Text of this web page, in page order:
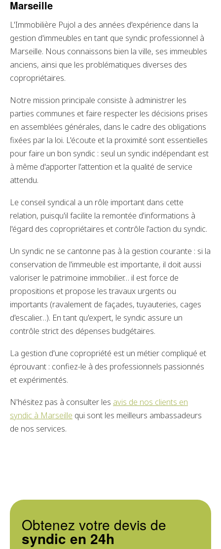
Marseille
L'Immobilière Pujol a des années d'expérience dans la
gestion d'immeubles en tant que syndic professionnel à
Marseille. Nous connaissons bien la ville, ses immeubles
anciens, ainsi que les problématiques diverses des
copropriétaires.
Notre mission principale consiste à administrer les
parties communes et faire respecter les décisions prises
en assemblées générales, dans le cadre des obligations
fixées par la loi. L'écoute et la proximité sont essentielles
pour faire un bon syndic : seul un syndic indépendant est
à même d'apporter l'attention et la qualité de service
attendu.
Le conseil syndical a un rôle important dans cette
relation, puisqu'il facilite la remontée d'informations à
l'égard des copropriétaires et contrôle l'action du syndic.
Un syndic ne se cantonne pas à la gestion courante : si la
conservation de l'immeuble est importante, il doit aussi
valoriser le patrimoine immobilier… il est force de
propositions et propose les travaux urgents ou
importants (ravalement de façades, tuyauteries, cages
d'escalier…). En tant qu'expert, le syndic assure un
contrôle strict des dépenses budgétaires.
La gestion d'une copropriété est un métier compliqué et
éprouvant : confiez-le à des professionnels passionnés
et expérimentés.
N'hésitez pas à consulter les avis de nos clients en
syndic à Marseille qui sont les meilleurs ambassadeurs
de nos services.
Obtenez votre devis de
syndic en 24h